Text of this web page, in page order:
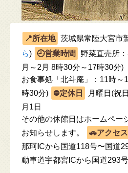
茨城県常陸大宮市
ら)
野菜直売所
月～2月 8時30分～17時30分)
お食事処「北斗庵」：11時～
時30分)
月曜日(祝
月1日
その他の休館日はホームペー
お知らせします。
那珂ICから国道118号〜国道
動車道宇都宮ICから国道293